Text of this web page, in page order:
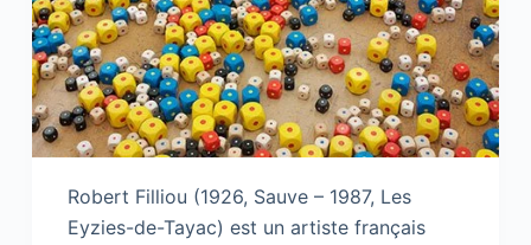
Robert Filliou (1926, Sauve – 1987, Les
Eyzies-de-Tayac) est un artiste français